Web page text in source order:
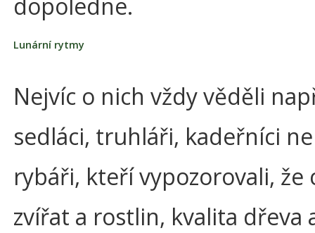
Lunární rytmy
Nejvíc o nich vždy věděli
sedláci, truhláři, kadeřníci
rybáři, kteří vypozorovali, že
zvířat a rostlin, kvalita dřeva